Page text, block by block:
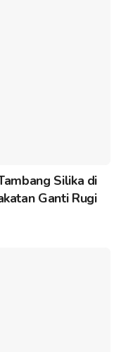
Silika di
Ganti Rugi